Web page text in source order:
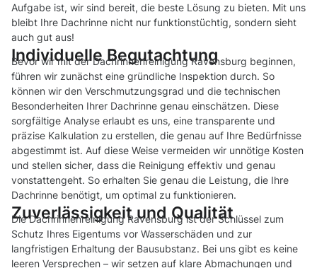
Aufgabe ist, wir sind bereit, die beste Lösung zu bieten. Mit uns
bleibt Ihre Dachrinne nicht nur funktionstüchtig, sondern sieht
auch gut aus!
Individuelle Begutachtung
Bevor wir mit der Dachrinnenreinigung Ravensburg beginnen,
führen wir zunächst eine gründliche Inspektion durch. So
können wir den Verschmutzungsgrad und die technischen
Besonderheiten Ihrer Dachrinne genau einschätzen. Diese
sorgfältige Analyse erlaubt es uns, eine transparente und
präzise Kalkulation zu erstellen, die genau auf Ihre Bedürfnisse
abgestimmt ist. Auf diese Weise vermeiden wir unnötige Kosten
und stellen sicher, dass die Reinigung effektiv und genau
vonstattengeht. So erhalten Sie genau die Leistung, die Ihre
Dachrinne benötigt, um optimal zu funktionieren.
Zuverlässigkeit und Qualität
Die Dachrinnenreinigung Ravensburg ist der Schlüssel zum
Schutz Ihres Eigentums vor Wasserschäden und zur
langfristigen Erhaltung der Bausubstanz. Bei uns gibt es keine
leeren Versprechen – wir setzen auf klare Abmachungen und